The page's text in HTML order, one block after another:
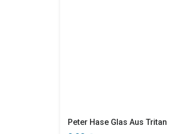
Peter Hase Glas Aus Tritan